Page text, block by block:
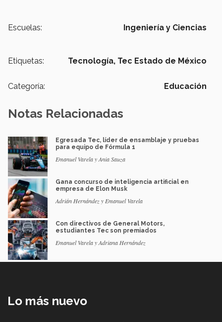
Escuelas: Ingeniería y Ciencias
Etiquetas: Tecnología, Tec Estado de México
Categoría: Educación
Notas Relacionadas
Egresada Tec, líder de ensamblaje y pruebas
para equipo de Fórmula 1
Emanuel Varela y Ania Sauza
Gana concurso de inteligencia artificial en
empresa de Elon Musk
Adrián Hernández y Emanuel Varela
Con directivos de General Motors,
estudiantes Tec son premiados
Emanuel Varela y Adriana Hernández
Lo más nuevo